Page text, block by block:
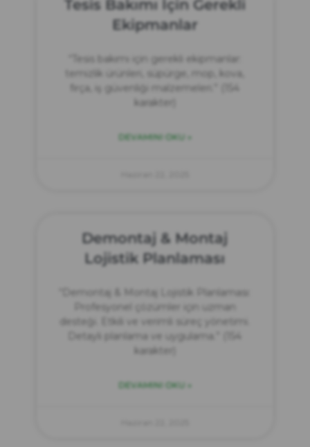
Tesis Bakımı İçin Gerekli
Ekipmanlar
“Tesis bakımı için gerekli ekipmanlar:
temizlik ürünleri, süpürge, mop, kova,
fırça, iş güvenliği malzemeleri.” (154
karakter)
DEVAMINI OKU »
Demontaj & Montaj
Lojistik Planlaması
“Demontaj & Montaj Lojistik Planlaması:
Profesyonel çözümler için uzman
desteği. Etkili ve verimli süreç yönetimi.
Detaylı planlama ve uygulama.” (154
karakter)
DEVAMINI OKU »